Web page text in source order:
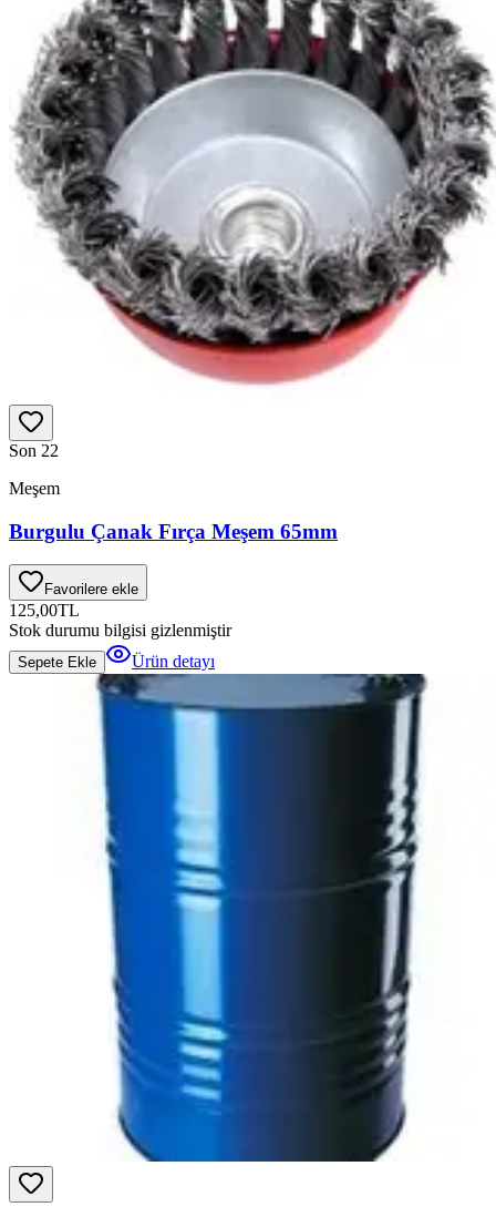
Son 22
Meşem
Burgulu Çanak Fırça Meşem 65mm
Favorilere ekle
125,00TL
Stok durumu bilgisi gizlenmiştir
Sepete Ekle Ürün detayı